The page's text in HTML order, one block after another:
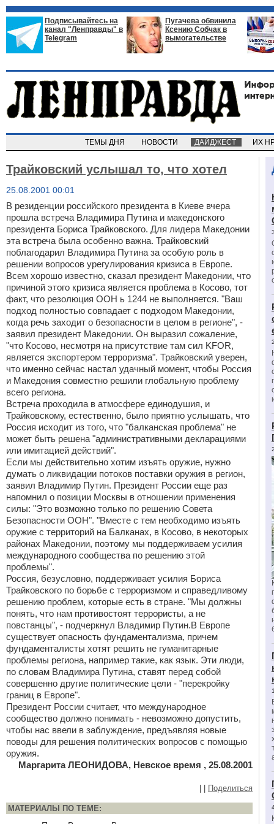
Подписывайтесь на
канал "Ленправды" в
Telegram
Пугачева обвинила
Ксению Собчак в
вымогательстве
ТЕМЫ ДНЯ НОВОСТИ ДАЙДЖЕСТ ИХ
Трайковский услышал то, что хотел
25.08.2001 00:01
В резиденции российского президента в Киеве вчера
прошла встреча Владимира Путина и македонского
президента Бориса Трайковского. Для лидера Македонии
эта встреча была особенно важна. Трайковский
поблагодарил Владимира Путина за особую роль в
решении вопросов урегулирования кризиса в Европе.
Всем хорошо известно, сказал президент Македонии, что
причиной этого кризиса является проблема в Косово, тот
факт, что резолюция ООН ь 1244 не выполняется. "Ваш
подход полностью совпадает с подходом Македонии,
когда речь заходит о безопасности в целом в регионе", -
заявил президент Македонии. Он выразил сожаление,
"что Косово, несмотря на присутствие там сил KFOR,
является экспортером терроризма". Трайковский уверен,
что именно сейчас настал удачный момент, чтобы Россия
и Македония совместно решили глобальную проблему
всего региона.
Встреча проходила в атмосфере единодушия, и
Трайковскому, естественно, было приятно услышать, что
Россия исходит из того, что "балканская проблема" не
может быть решена "административными декларациями
или имитацией действий".
Если мы действительно хотим изъять оружие, нужно
думать о ликвидации потоков поставки оружия в регион,
заявил Владимир Путин. Президент России еще раз
напомнил о позиции Москвы в отношении применения
силы: "Это возможно только по решению Совета
Безопасности ООН". "Вместе с тем необходимо изъять
оружие с территорий на Балканах, в Косово, в некоторых
районах Македонии, поэтому мы поддерживаем усилия
международного сообщества по решению этой
проблемы".
Россия, безусловно, поддерживает усилия Бориса
Трайковского по борьбе с терроризмом и справедливому
решению проблем, которые есть в стране. "Мы должны
понять, что нам противостоят террористы, а не
повстанцы", - подчеркнул Владимир Путин.В Европе
существует опасность фундаментализма, причем
фундаменталисты хотят решить не гуманитарные
проблемы региона, например такие, как язык. Эти люди,
по словам Владимира Путина, ставят перед собой
совершенно другие политические цели - "перекройку
границ в Европе".
Президент России считает, что международное
сообщество должно понимать - невозможно допустить,
чтобы нас ввели в заблуждение, предъявляя новые
поводы для решения политических вопросов с помощью
оружия.
Маргарита ЛЕОНИДОВА, Невское время , 25.08.2001
Поделиться
МАТЕРИАЛЫ ПО ТЕМЕ: